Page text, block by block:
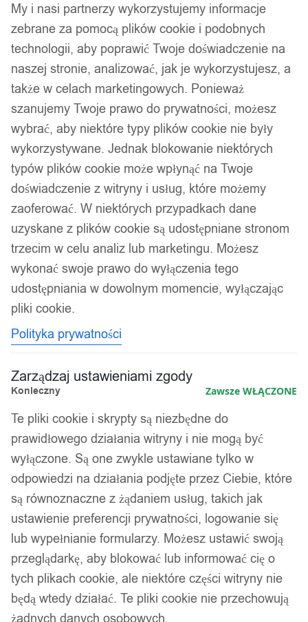
My i nasi partnerzy wykorzystujemy informacje
zebrane za pomocą plików cookie i podobnych
technologii, aby poprawić Twoje doświadczenie na
naszej stronie, analizować, jak je wykorzystujesz, a
także w celach marketingowych. Ponieważ
szanujemy Twoje prawo do prywatności, możesz
wybrać, aby niektóre typy plików cookie nie były
wykorzystywane. Jednak blokowanie niektórych
typów plików cookie może wpłynąć na Twoje
doświadczenie z witryny i usług, które możemy
zaoferować. W niektórych przypadkach dane
uzyskane z plików cookie są udostępniane stronom
trzecim w celu analiz lub marketingu. Możesz
wykonać swoje prawo do wyłączenia tego
udostępniania w dowolnym momencie, wyłączając
pliki cookie.
Polityka prywatności
Zarządzaj ustawieniami zgody
Konieczny Zawsze WŁĄCZONE
Te pliki cookie i skrypty są niezbędne do
prawidłowego działania witryny i nie mogą być
wyłączone. Są one zwykle ustawiane tylko w
odpowiedzi na działania podjęte przez Ciebie, które
są równoznaczne z żądaniem usług, takich jak
ustawienie preferencji prywatności, logowanie się
lub wypełnianie formularzy. Możesz ustawić swoją
przeglądarkę, aby blokować lub informować cię o
tych plikach cookie, ale niektóre części witryny nie
będą wtedy działać. Te pliki cookie nie przechowują